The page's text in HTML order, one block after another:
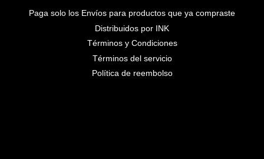
Paga solo los Envíos para productos que ya compraste
Distribuidos por INK
Términos y Condiciones
Términos del servicio
Política de reembolso